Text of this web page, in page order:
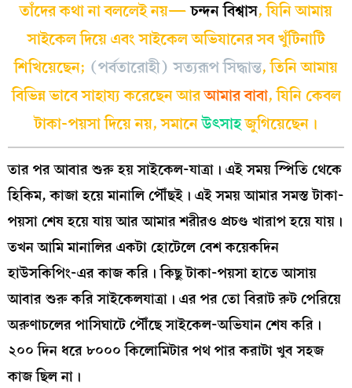
তাঁদের কথা না বললেই নয়—চন্দন বিশ্বাস, যিনি আমায়
সাইকেল দিয়ে এবং সাইকেল অভিযানের সব খুঁটিনাটি
শিখিয়েছেন; (পর্বতারোহী) সত্যরূপ সিদ্ধান্ত, তিনি আমায়
বিভিন্ন ভাবে সাহায্য করেছেন আরআমার বাবা, যিনি কেবল
টাকা-পয়সা দিয়ে নয়, সমানেউৎসাহজুগিয়েছেন।
তার পর আবার শুরু হয় সাইকেল-যাত্রা। এই সময় স্পিতি থেকে
হিকিম, কাজা হয়ে মানালি পৌঁছই। এই সময় আমার সমস্ত টাকা-
পয়সা শেষ হয়ে যায় আর আমার শরীরও প্রচণ্ড খারাপ হয়ে যায়।
তখন আমি মানালির একটা হোটেলে বেশ কয়েকদিন
হাউসকিপিং-এর কাজ করি। কিছু টাকা-পয়সা হাতে আসায়
আবার শুরু করি সাইকেলযাত্রা। এর পর তো বিরাট রুট পেরিয়ে
অরুণাচলের পাসিঘাটে পৌঁছে সাইকেল-অভিযান শেষ করি।
২০০ দিন ধরে ৮০০০ কিলোমিটার পথ পার করাটা খুব সহজ
কাজ ছিল না।